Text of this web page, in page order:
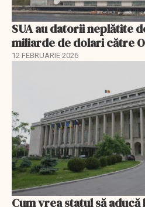
SUA au datorii neplătite
miliarde de dolari către
12 FEBRUARIE 2026
Cum vrea statul să